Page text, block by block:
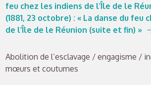
feu chez les indiens de l’Île de le
(1881, 23 octobre) : « La danse du feu
de l’Île de le Réunion (suite et fin) »
Abolition de l’esclavage / engagisme /
mœurs et coutumes